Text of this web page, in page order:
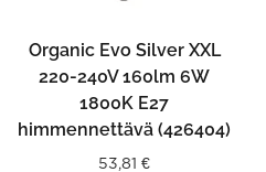
Organic Evo Silver XXL
220-240V 160lm 6W
1800K E27
himmennettävä (426404)
53,81 €